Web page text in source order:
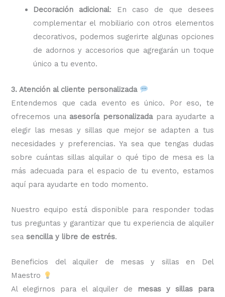
Decoración adicional: En caso de que desees
complementar el mobiliario con otros elementos
decorativos, podemos sugerirte algunas opciones
de adornos y accesorios que agregarán un toque
único a tu evento.
3. Atención al cliente personalizada
Entendemos que cada evento es único. Por eso, te
ofrecemos una asesoría personalizadapara ayudarte a
elegir las mesas y sillas que mejor se adapten a tus
necesidades y preferencias. Ya sea que tengas dudas
sobre cuántas sillas alquilar o qué tipo de mesa es la
más adecuada para el espacio de tu evento, estamos
aquí para ayudarte en todo momento.
Nuestro equipo está disponible para responder todas
tus preguntas y garantizar que tu experiencia de alquiler
seasencilla y libre de estrés.
Beneficios del alquiler de mesas y sillas en Del
Maestro
Al elegirnos para el alquiler de
mesas y sillas para